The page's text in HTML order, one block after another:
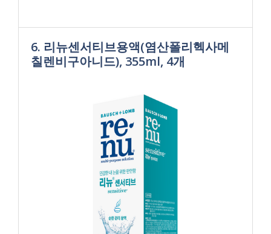
6. 리뉴센서티브용액(염산폴리헥사메
칠렌비구아니드), 355ml, 4개